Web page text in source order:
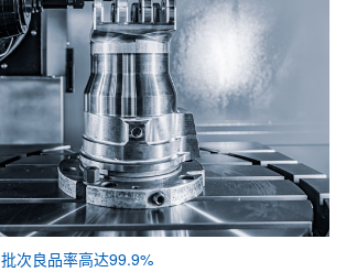
批次良品率高达99.9%